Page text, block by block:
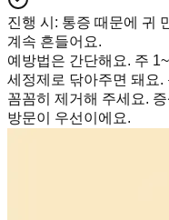
진행 시 : 통증 때문에 귀
계속 흔들어요.
예방법은 간단해요. 주
세정제로 닦아주면 돼요.
꼼꼼히 제거해 주세요.
방문이 우선이에요.